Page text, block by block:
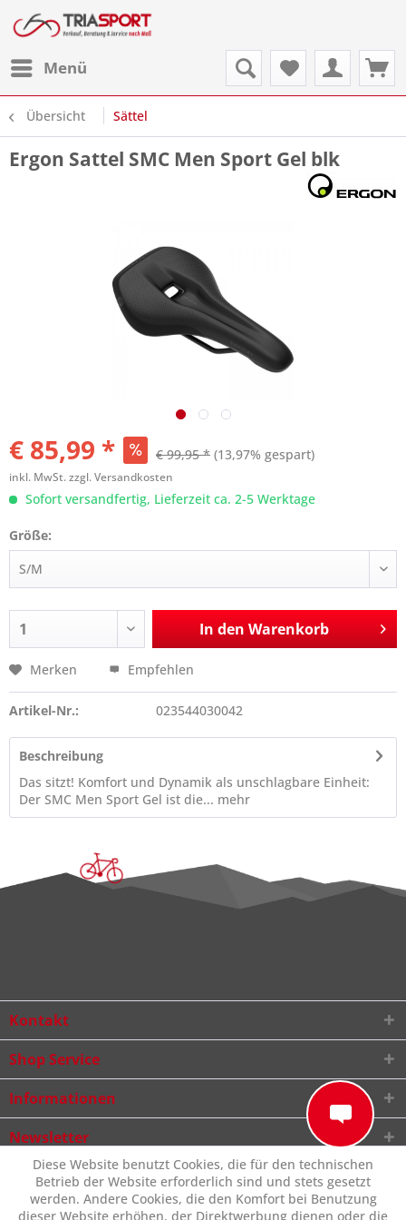
Menü
Übersicht Sättel
Ergon Sattel SMC Men Sport Gel blk
€ 85,99 * € 99,95 * (13,97% gespart)
inkl. MwSt.zzgl. Versandkosten
Sofort versandfertig, Lieferzeit ca. 2-5 Werktage
Größe:
In den Warenkorb
Merken Empfehlen
Artikel-Nr.: 023544030042
Beschreibung
Das sitzt! Komfort und Dynamik als unschlagbare Einheit:
Der SMC Men Sport Gel ist die... mehr
Kontakt
Shop Service
Informationen
Newsletter
Diese Website benutzt Cookies, die für den technischen
Betrieb der Website erforderlich sind und stets gesetzt
werden. Andere Cookies, die den Komfort bei Benutzung
dieser Website erhöhen, der Direktwerbung dienen oder die